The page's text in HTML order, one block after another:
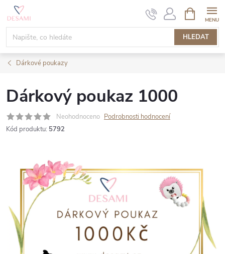
Přejít
obsah
HLEDAT
NÁKUPNÍ
KOŠÍK
Dárkové poukazy
Dárkový poukaz 1000
Neohodnoceno Podrobnosti hodnocení
Kód produktu: 5792